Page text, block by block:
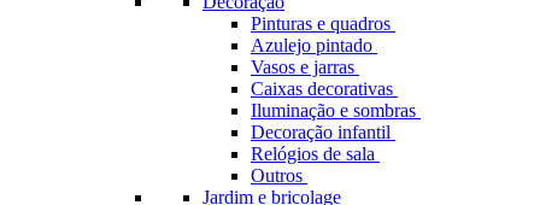
Pinturas e quadros
Azulejo pintado
Vasos e jarras
Caixas decorativas
Iluminação e sombras
Decoração infantil
Relógios de sala
Outros
Jardim e bricolage